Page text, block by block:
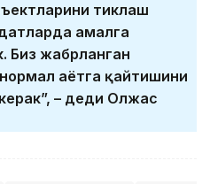
тиклаш
амалга
Биз жабрланган
ҳаётга қайтишини
– деди Олжас